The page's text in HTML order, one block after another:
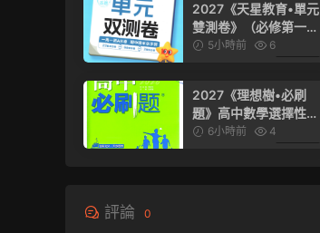
2027《天星教育•單元
雙測卷》（必修第一
冊）（數學）（人教A
5小時前
6
2027《理想樹•必刷
題》高中數學選擇性必
修第二冊）（人教A
6小時前
4
評論 0